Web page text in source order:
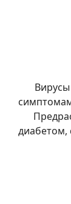
Вирусы
диабетом,